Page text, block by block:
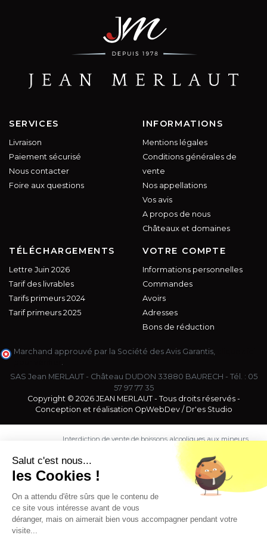
SERVICES
Livraison
Paiement sécurisé
Nous contacter
Foire aux questions
INFORMATIONS
Mentions légales
Conditions générales de
vente
Nos appellations
Vos avis
A propos de nous
Châteaux et domaines
TÉLÉCHARGEMENTS
Lettre Juin 2026
Tarif des livrables
Tarifs primeurs 2024
Tarif primeurs 2025
VOTRE COMPTE
Informations personnelles
Commandes
Avoirs
Adresses
Bons de réduction
Marchand approuvé par la Société des Avis Garantis,
.
SAS Jean MERLAUT - Château DUDON 33880 BAURECH - Tél. : 05
57 97 77 35
Copyright © 2026 JEAN MERLAUT - Tous droits réservés -
Conception et réalisation OpWebDev/ Dr'es Studio
Interdiction de vente de boissons alcooliques aux mineurs
est exigée au moment de la vente en ligne.
CODE DE LA SANTE PUBLIQUE, ART. L. 3342-1 et L. 3353-3
L'abus d'alcool est dangereux pour la santé. Sachez
Salut c'est nous...
les Cookies !
On a attendu d'être sûrs que le contenu de
ce site vous intéresse avant de vous
déranger, mais on aimerait bien vous accompagner pendant votre
visite...